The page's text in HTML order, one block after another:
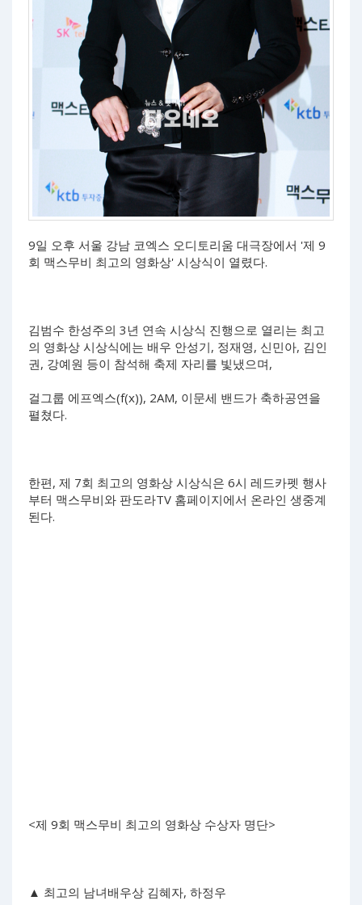
9일 오후 서울 강남 코엑스 오디토리움 대극장에서 '제 9
회 맥스무비 최고의 영화상' 시상식이 열렸다.
김범수 한성주의 3년 연속 시상식 진행으로 열리는 최고
의 영화상 시상식에는 배우 안성기, 정재영, 신민아, 김인
권, 강예원 등이 참석해 축제 자리를 빛냈으며,
걸그룹 에프엑스(f(x)), 2AM, 이문세 밴드가 축하공연을
펼쳤다.
한편, 제 7회 최고의 영화상 시상식은 6시 레드카펫 행사
부터 맥스무비와 판도라TV 홈페이지에서 온라인 생중계
된다.
<제 9회 맥스무비 최고의 영화상 수상자 명단>
▲ 최고의 남녀배우상 김혜자, 하정우